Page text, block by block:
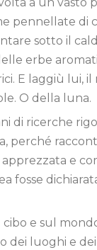
pennellate di
sotto il
erbe
E laggiù lui, il
O della luna.
di ricerche
perché
e
fosse
cibo e sul
dei luoghi e